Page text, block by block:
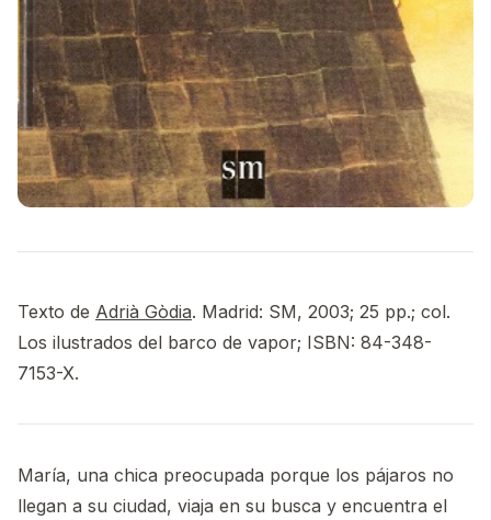
Texto de Adrià Gòdia. Madrid: SM, 2003; 25 pp.; col.
Los ilustrados del barco de vapor; ISBN: 84-348-
7153-X.
María, una chica preocupada porque los pájaros no
llegan a su ciudad, viaja en su busca y encuentra el